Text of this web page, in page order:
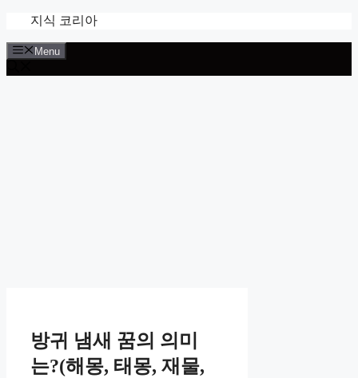
content
지식 코리아
Menu
방귀 냄새 꿈의 의미
는?(해몽, 태몽, 재물,